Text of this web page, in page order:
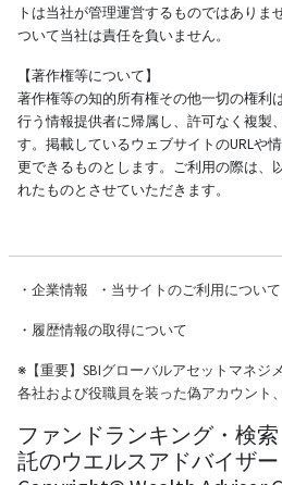
トは当社が管理運営するものではありま
ついて当社は責任を負いません。
【著作権等について】
著作権等の知的所有権その他一切の権利
行う情報提供者に帰属し、許可なく複製
す。掲載しているウェブサイトのURLや
更できるものとします。ご利用の際は、
れたものとさせていただきます。
・ 企業情報 ・ 当サイトのご利用について
・ 履歴情報の取得について
※【重要】SBIグローバルアセットマネジ
各社および役職員を装った偽アカウント
ファンドランキング・検
託のウエルスアドバイザー